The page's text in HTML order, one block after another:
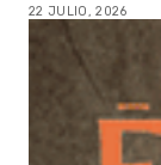
22 JULIO, 2026